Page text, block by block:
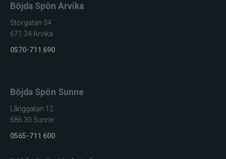
Böjda Spön Arvika
Storgatan 34
671 34 Arvika
0570-711 690
Böjda Spön Sunne
Långgatan 12
686 30 Sunne
0565-711 600